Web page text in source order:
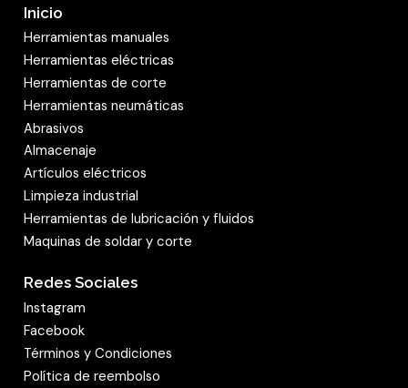
Inicio
Herramientas manuales
Herramientas eléctricas
Herramientas de corte
Herramientas neumáticas
Abrasivos
Almacenaje
Artículos eléctricos
Limpieza industrial
Herramientas de lubricación y fluidos
Maquinas de soldar y corte
Redes Sociales
Instagram
Facebook
Términos y Condiciones
Política de reembolso